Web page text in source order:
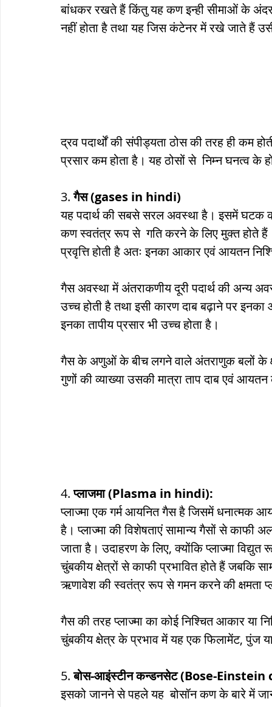
बांधकर रखते हैं किंतु यह कण इन्ही सीमाओं के
नहीं होता है तथा यह जिस कंटेनर में रखे जाते हैं
द्रव पदार्थों की संपीड्यता ठोस की तरह ही कम
प्रसार कम होता है। यह ठोसों से  निम्न घनत्व के
3. गैस (gases in hindi)
यह पदार्थ की सबसे सरल अवस्था है। इसमें घटक
कण स्वतंत्र रूप से  गति करने के लिए मुक्त होते
प्रवृत्ति होती है अतः इनका आकार एवं आयतन
गैस अवस्था में अंतराकणीय दूरी पदार्थ की अन्य
उच्च होती है तथा इसी कारण दाब बढ़ाने पर
इनका तापीय प्रसार भी उच्च होता है।
गैस के अणुओं के बीच लगने वाले अंतराणुक बलों के
गुणों की व्याख्या उसकी मात्रा ताप दाब एवं
4. प्लाजमा (Plasma in hindi):
प्लाज्मा एक गर्म आयनित गैस है जिसमें धनात्मक
है। प्लाज्मा की विशेषताएं सामान्य गैसों से काफी
जाता है। उदाहरण के लिए, क्योंकि प्लाज्मा
चुंबकीय क्षेत्रों से काफी प्रभावित होते हैं जबकि
ऋणावेश की स्वतंत्र रूप से गमन करने की क्षमता
गैस की तरह प्लाज्मा का कोई निश्चित आकार या
चुंबकीय क्षेत्र के प्रभाव में यह एक फिलामेंट, पुंज
5. बोस-आइंस्टीन कन्डनसेट (Bose-
इसको जानने से पहले यह  बोसॉन कण के बारे में